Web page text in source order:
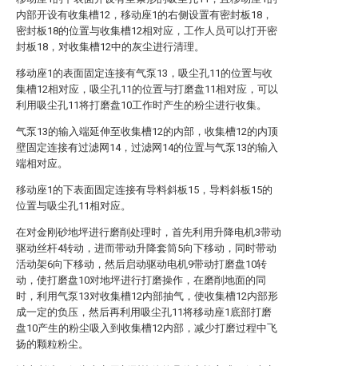
内部开设有收集槽12，移动座1的右侧设置有密封板18，
密封板18的位置与收集槽12相对应，工作人员可以打开密
封板18，对收集槽12中的灰尘进行清理。
移动座1的表面固定连接有气泵13，吸尘孔11的位置与收
集槽12相对应，吸尘孔11的位置与打磨盘11相对应，可以
利用吸尘孔11将打磨盘10工作时产生的粉尘进行收集。
气泵13的输入端延伸至收集槽12的内部，收集槽12的内顶
壁固定连接有过滤网14，过滤网14的位置与气泵13的输入
端相对应。
移动座1的下表面固定连接有导料斜板15，导料斜板15的
位置与吸尘孔11相对应。
在对金刚砂地坪进行磨削处理时，首先利用升降电机3带动
驱动丝杆4转动，进而带动升降套筒5向下移动，同时带动
活动架6向下移动，然后启动驱动电机9带动打磨盘10转
动，使打磨盘10对地坪进行打磨操作，在磨削地面的同
时，利用气泵13对收集槽12内部抽气，使收集槽12内部形
成一定的负压，然后再利用吸尘孔11将移动座1底部打磨
盘10产生的粉尘吸入到收集槽12内部，减少打磨过程中飞
扬的颗粒粉尘。